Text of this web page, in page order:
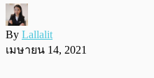
By Lallalit
เมษายน 14, 2021